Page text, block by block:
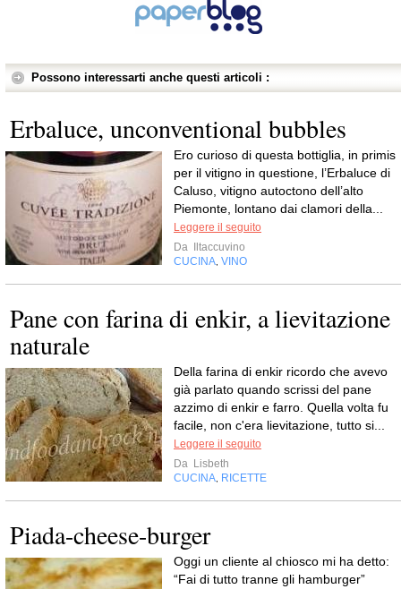
Possono interessarti anche questi articoli :
Erbaluce, unconventional bubbles
Ero curioso di questa bottiglia, in primis
per il vitigno in questione, l’Erbaluce di
Caluso, vitigno autoctono dell’alto
Piemonte, lontano dai clamori della...
Leggere il seguito
Da
Iltaccuvino
CUCINA VINO
Pane con farina di enkir, a lievitazione
naturale
Della farina di enkir ricordo che avevo
già parlato quando scrissi del pane
azzimo di enkir e farro. Quella volta fu
facile, non c'era lievitazione, tutto si...
Leggere il seguito
Da Lisbeth
CUCINA RICETTE
Piada-cheese-burger
Oggi un cliente al chiosco mi ha detto:
“Fai di tutto tranne gli hamburger”